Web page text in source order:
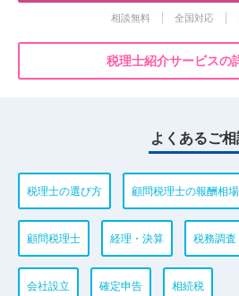
相談無料 全国対応
税理士紹介サービスの
よくあるご
税理士の選び方 顧問税理士の報酬相場
顧問税理士 経理・決算 税務調査
会社設立 確定申告 相続税